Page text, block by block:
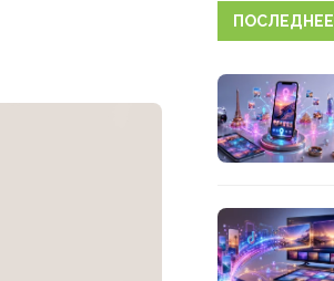
ПОСЛЕДНЕЕ